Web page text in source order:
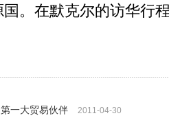
。在默克尔的访华行
一大贸易伙伴
2011-04-30